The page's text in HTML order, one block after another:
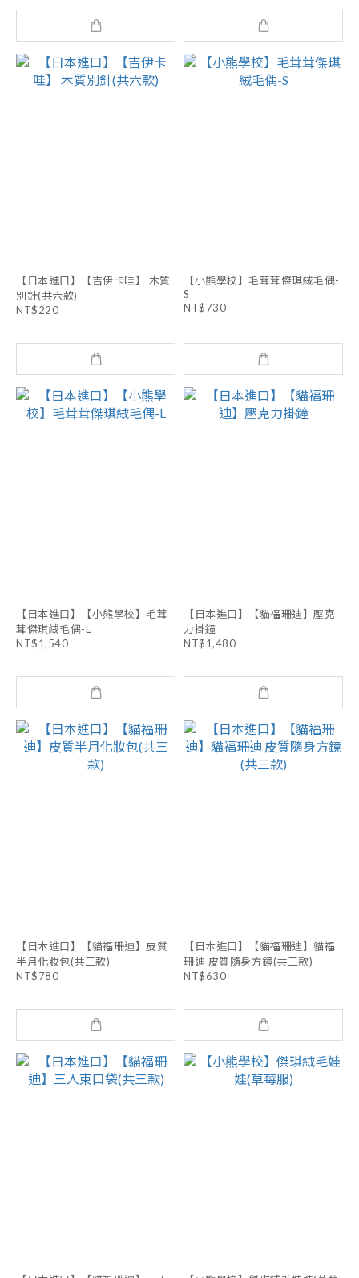
【日本進口】【吉伊卡哇】 木質
別針(共六款)
NT$220
【小熊學校】毛茸茸傑琪絨毛偶-
S
NT$730
【日本進口】【小熊學校】毛茸
茸傑琪絨毛偶-L
NT$1,540
【日本進口】【貓福珊迪】壓克
力掛鐘
NT$1,480
【日本進口】【貓福珊迪】皮質
半月化妝包(共三款)
NT$780
【日本進口】【貓福珊迪】貓福
珊迪 皮質隨身方鏡(共三款)
NT$630